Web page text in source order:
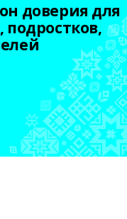
доверия для
подростков,